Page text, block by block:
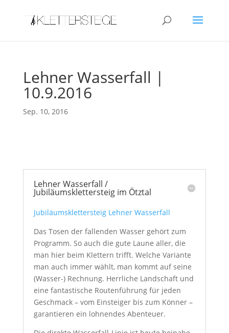
Lehner Wasserfall |
10.9.2016
Sep. 10, 2016
Lehner Wasserfall /
Jubiläumsklettersteig im Ötztal
Jubiläumsklettersteig Lehner Wasserfall
Das Tosen der fallenden Wasser gehört zum
Programm. So auch die gute Laune aller, die
man hier beim Klettern trifft. Welche Variante
man auch immer wählt, man kommt auf seine
(Wasser-) Rechnung. Herrliche Landschaft und
eine fantastische Routenführung für jeden
Geschmack – vom Einsteiger bis zum Könner –
garantieren ein lohnendes Abenteuer.